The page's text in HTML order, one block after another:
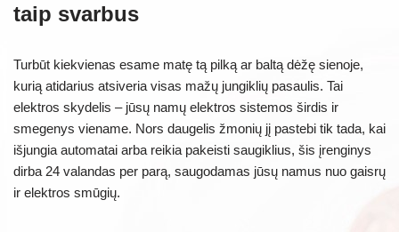
taip svarbus
Turbūt kiekvienas esame matę tą pilką ar baltą dėžę sienoje,
kurią atidarius atsiveria visas mažų jungiklių pasaulis. Tai
elektros skydelis – jūsų namų elektros sistemos širdis ir
smegenys viename. Nors daugelis žmonių jį pastebi tik tada, kai
išjungia automatai arba reikia pakeisti saugiklius, šis įrenginys
dirba 24 valandas per parą, saugodamas jūsų namus nuo gaisrų
ir elektros smūgių.